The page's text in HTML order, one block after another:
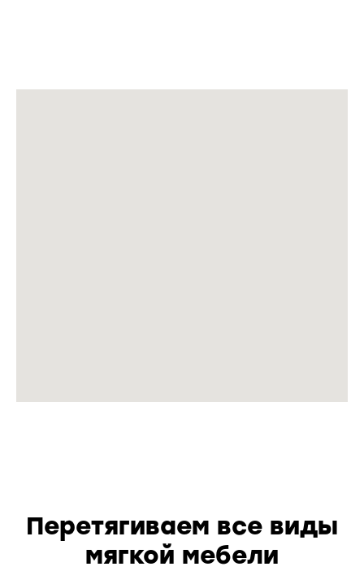
Перетягиваем все виды
мягкой мебели